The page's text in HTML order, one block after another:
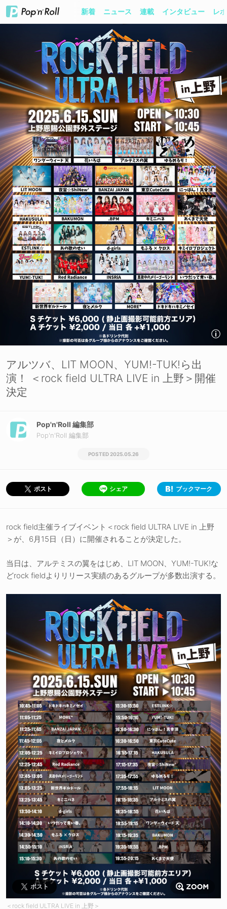
新着 ニュース 連載 インタビュー レ
アルツバ、LIT MOON、YUM!-TUK!ら出
演！ ＜rock field ULTRA LIVE in 上野＞開催
決定
Pop'n'Roll 編集部
Pop'n'Roll 編集部
2025.05.26
ポスト シェア ブックマーク
rock field主催ライブイベント＜rock field ULTRA LIVE in 上野
＞が、6月15日（日）に開催されることが決定した。
当日は、アルテミスの翼をはじめ、LIT MOON、YUM!-TUK!な
どrock fieldよりリリース実績のあるグループが多数出演する。
ポスト
＜rock field ULTRA LIVE in 上野＞